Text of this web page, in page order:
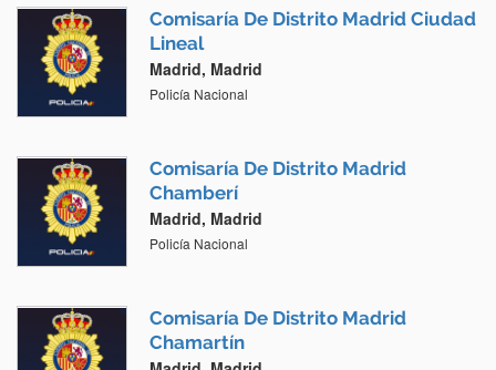
Comisaría De Distrito Madrid Ciudad
Lineal
Madrid, Madrid
Policía Nacional
Comisaría De Distrito Madrid
Chamberí
Madrid, Madrid
Policía Nacional
Comisaría De Distrito Madrid
Chamartín